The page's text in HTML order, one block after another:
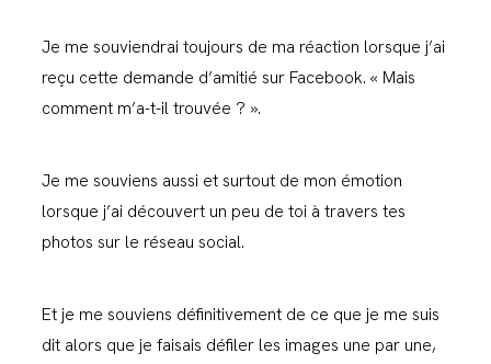
Je me souviendrai toujours de ma réaction lorsque j’ai
reçu cette demande d’amitié sur Facebook. « Mais
comment m’a-t-il trouvée ? ».
Je me souviens aussi et surtout de mon émotion
lorsque j’ai découvert un peu de toi à travers tes
photos sur le réseau social.
Et je me souviens définitivement de ce que je me suis
dit alors que je faisais défiler les images une par une,